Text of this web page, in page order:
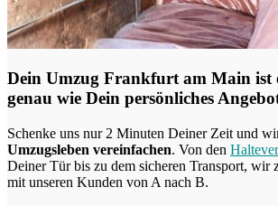
Dein Umzug Frankfurt am Main ist
genau wie Dein persönliches
Schenke uns nur 2 Minuten Deiner Zeit und
Umzugsleben vereinfachen. Von den
Deiner Tür bis zu dem sicheren Transport, wir
mit unseren Kunden von A nach B.